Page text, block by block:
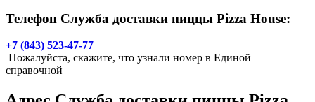
Телефон Служба доставки пиццы Pizza House:
+7 (843) 523-47-77
Пожалуйста, скажите, что узнали номер в Единой
справочной